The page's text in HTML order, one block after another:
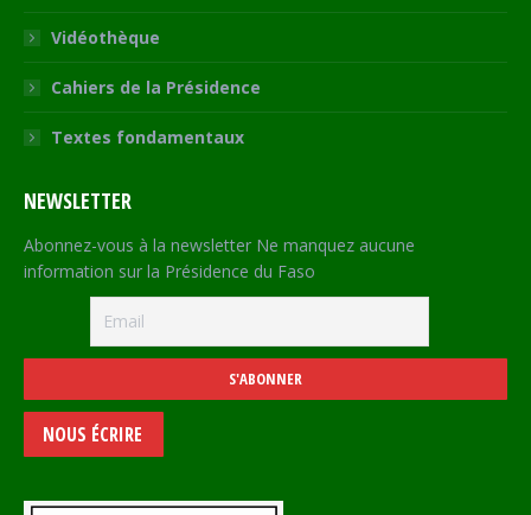
Vidéothèque
Cahiers de la Présidence
Textes fondamentaux
NEWSLETTER
Abonnez-vous à la newsletter Ne manquez aucune
information sur la Présidence du Faso
NOUS ÉCRIRE